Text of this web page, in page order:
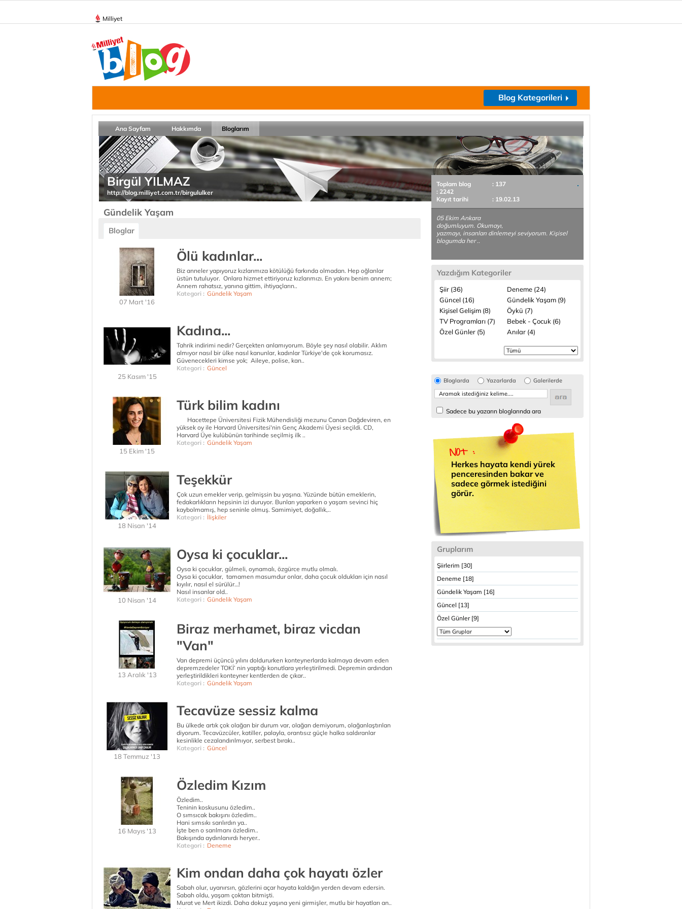
Milliyet
Blog Kategorileri
Ana Sayfam Hakkımda Bloglarım
Birgül YILMAZ
http://blog.milliyet.com.tr/birgululker
Gündelik Yaşam
Bloglar
07 Mart '16
Ölü kadınlar...
Biz anneler yapıyoruz kızlarımıza kötülüğü farkında olmadan. Hep oğlanlar
üstün tutuluyor. Onlara hizmet ettiriyoruz kızlarımızı. En yakını benim annem;
Annem rahatsız, yanına gittim, ihtiyaçların..
Kategori : Gündelik Yaşam
25 Kasım '15
Kadına...
Tahrik indirimi nedir? Gerçekten anlamıyorum. Böyle şey nasıl olabilir. Aklım
almıyor nasıl bir ülke nasıl kanunlar, kadınlar Türkiye'de çok korumasız.
Güvenecekleri kimse yok; Aileye, polise, kan..
Kategori : Güncel
15 Ekim '15
Türk bilim kadını
Hacettepe Üniversitesi Fizik Mühendisliği mezunu Canan Dağdeviren, en
yüksek oy ile Harvard Üniversitesi'nin Genç Akademi Üyesi seçildi. CD,
Harvard Üye kulübünün tarihinde seçilmiş ilk ..
Kategori : Gündelik Yaşam
18 Nisan '14
Teşekkür
Çok uzun emekler verip, gelmişsin bu yaşına. Yüzünde bütün emeklerin,
fedakarlıkların hepsinin izi duruyor. Bunları yaparken o yaşam sevinci hiç
kaybolmamış, hep seninle olmuş. Samimiyet, doğallık,..
Kategori : İlişkiler
10 Nisan '14
Oysa ki çocuklar...
Oysa ki çocuklar, gülmeli, oynamalı, özgürce mutlu olmalı.
Oysa ki çocuklar, tamamen masumdur onlar, daha çocuk oldukları için nasıl
kıyılır, nasıl el sürülür…!
Nasıl insanlar old..
Kategori : Gündelik Yaşam
13 Aralık '13
Biraz merhamet, biraz vicdan
"Van"
Van depremi üçüncü yılını doldururken konteynerlarda kalmaya devam eden
depremzedeler TOKİ’ nin yaptığı konutlara yerleştirilmedi. Depremin ardından
yerleştirildikleri konteyner kentlerden de çıkar..
Kategori : Gündelik Yaşam
18 Temmuz '13
Tecavüze sessiz kalma
Bu ülkede artık çok olağan bir durum var, olağan demiyorum, olağanlaştırılan
diyorum. Tecavüzcüler, katiller, palayla, orantısız güçle halka saldıranlar
kesinlikle cezalandırılmıyor, serbest bırakı..
Kategori : Güncel
16 Mayıs '13
Özledim Kızım
Özledim..
Teninin koskusunu özledim..
O sımsıcak bakışını özledim..
Hani sımsıkı sarılırdın ya..
İşte ben o sarılmanı özledim..
Bakışında aydınlanırdı heryer..
Kategori : Deneme
Kim ondan daha çok hayatı özler
Sabah olur, uyanırsın, gözlerini açar hayata kaldığın yerden devam edersin.
Sabah oldu, yaşam çoktan bitmişti.
Murat ve Mert ikizdi. Daha dokuz yaşına yeni girmişler, mutlu bir hayatları an..
Toplam blog
: 137
: 2242
Kayıt tarihi
: 19.02.13
05 Ekim Ankara
doğumluyum. Okumayı,
yazmayı, insanları dinlemeyi seviyorum. Kişisel
blogumda her ..
Yazdığım Kategoriler
Şiir (36)
Deneme (24)
Güncel (16)
Gündelik Yaşam (9)
Kişisel Gelişim (8)
Öykü (7)
TV Programları (7)
Bebek - Çocuk (6)
Özel Günler (5)
Anılar (4)
Bloglarda Yazarlarda Galerilerde
Sadece bu yazarın bloglarında ara
Herkes hayata kendi yürek
penceresinden bakar ve
sadece görmek istediğini
görür.
Gruplarım
Şiirlerim [30]
Deneme [18]
Gündelik Yaşam [16]
Güncel [13]
Özel Günler [9]